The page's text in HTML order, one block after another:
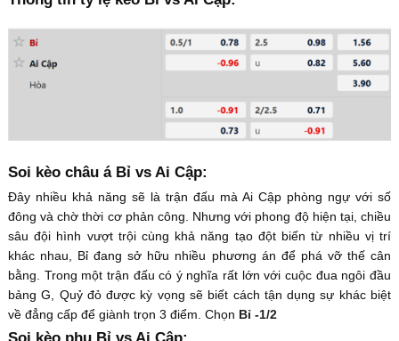
Soi kèo châu á Bỉ vs Ai Cập:
Đây nhiều khả năng sẽ là trận đấu mà Ai Cập phòng ngự với số
đông và chờ thời cơ phản công. Nhưng với phong độ hiện tại, chiều
sâu đội hình vượt trội cùng khả năng tạo đột biến từ nhiều vị trí
khác nhau, Bỉ đang sở hữu nhiều phương án để phá vỡ thế cân
bằng. Trong một trận đấu có ý nghĩa rất lớn với cuộc đua ngôi đầu
bảng G, Quỷ đỏ được kỳ vọng sẽ biết cách tận dụng sự khác biệt
về đẳng cấp để giành trọn 3 điểm. Chọn Bỉ -1/2